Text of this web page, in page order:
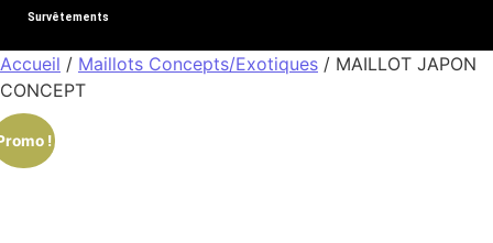
Survêtements
Accueil / Maillots Concepts/Exotiques / MAILLOT JAPON
CONCEPT
!